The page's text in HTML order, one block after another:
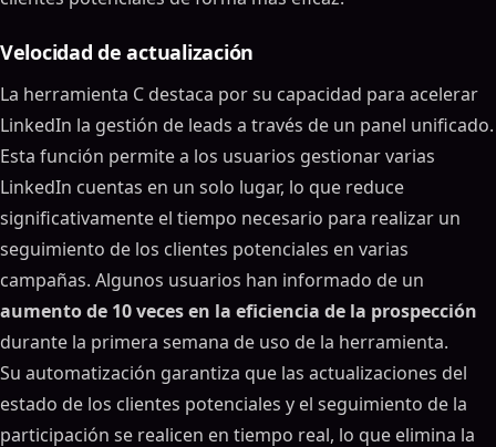
Velocidad de actualización
La herramienta C destaca por su capacidad para acelerar
LinkedIn la gestión de leads a través de un panel unificado.
Esta función permite a los usuarios gestionar varias
LinkedIn cuentas en un solo lugar, lo que reduce
significativamente el tiempo necesario para realizar un
seguimiento de los clientes potenciales en varias
campañas. Algunos usuarios han informado de un
aumento de 10 veces en la eficiencia de la prospección
durante la primera semana de uso de la herramienta.
Su automatización garantiza que las actualizaciones del
estado de los clientes potenciales y el seguimiento de la
participación se realicen en tiempo real, lo que elimina la